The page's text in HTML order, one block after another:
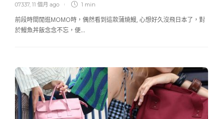
07337, 11 個月 ago 1 min
前段時間閒逛MOMO時，偶然看到這款蒲燒鰻, 心想好久沒飛日本了，對
於鰻魚丼飯念念不忘，便…